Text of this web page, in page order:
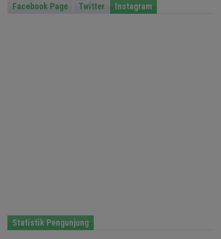
Facebook Page Twitter Instagram
Statistik Pengunjung